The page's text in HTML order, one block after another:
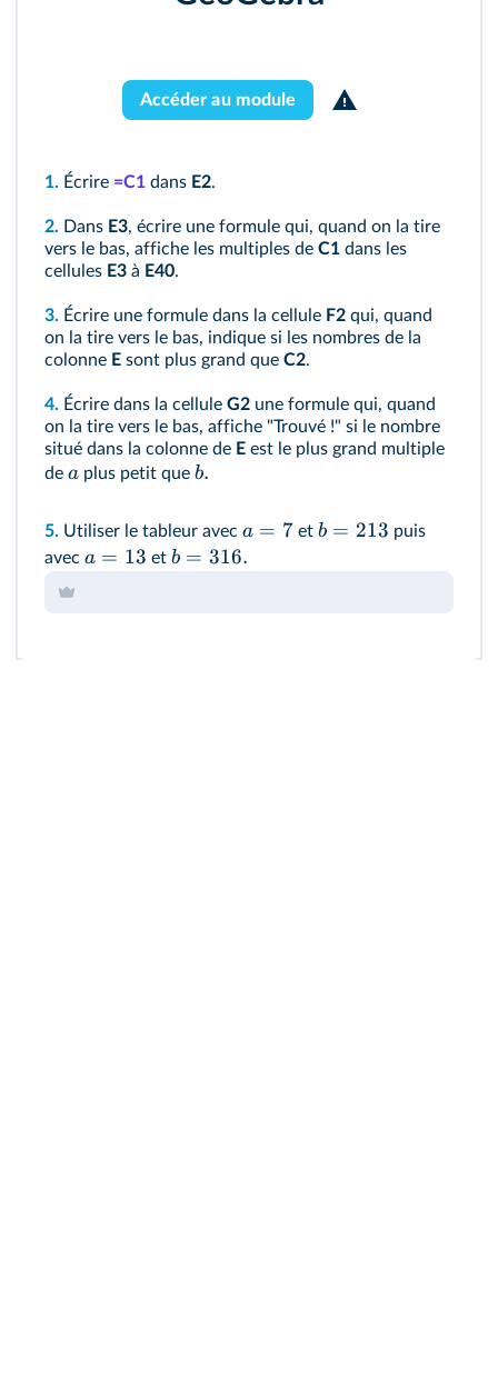
Accéder au module
1. Écrire =C1 dans E2.
2. Dans E3, écrire une formule qui, quand on la tire
vers le bas, affiche les multiples de C1 dans les
cellules E3 à E40.
3. Écrire une formule dans la cellule F2 qui, quand
on la tire vers le bas, indique si les nombres de la
colonne E sont plus grand que C2.
4. Écrire dans la cellule G2 une formule qui, quand
on la tire vers le bas, affiche "Trouvé !" si le nombre
situé dans la colonne de E est le plus grand multiple
de a plus petit que b.
5. Utiliser le tableur avec a = 7 et b = 213 puis
avec a = 13 et b = 316.